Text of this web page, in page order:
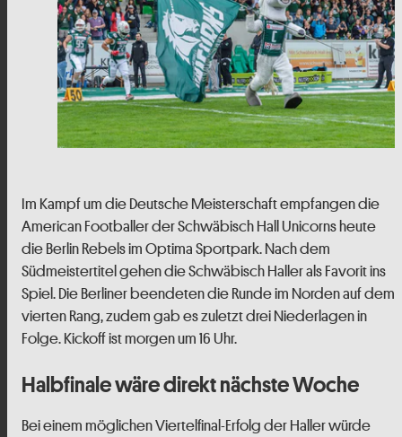
Im Kampf um die Deutsche Meisterschaft empfangen die
American Footballer der Schwäbisch Hall Unicorns heute
die Berlin Rebels im Optima Sportpark. Nach dem
Südmeistertitel gehen die Schwäbisch Haller als Favorit ins
Spiel. Die Berliner beendeten die Runde im Norden auf dem
vierten Rang, zudem gab es zuletzt drei Niederlagen in
Folge. Kickoff ist morgen um 16 Uhr.
Halbfinale wäre direkt nächste Woche
Bei einem möglichen Viertelfinal-Erfolg der Haller würde